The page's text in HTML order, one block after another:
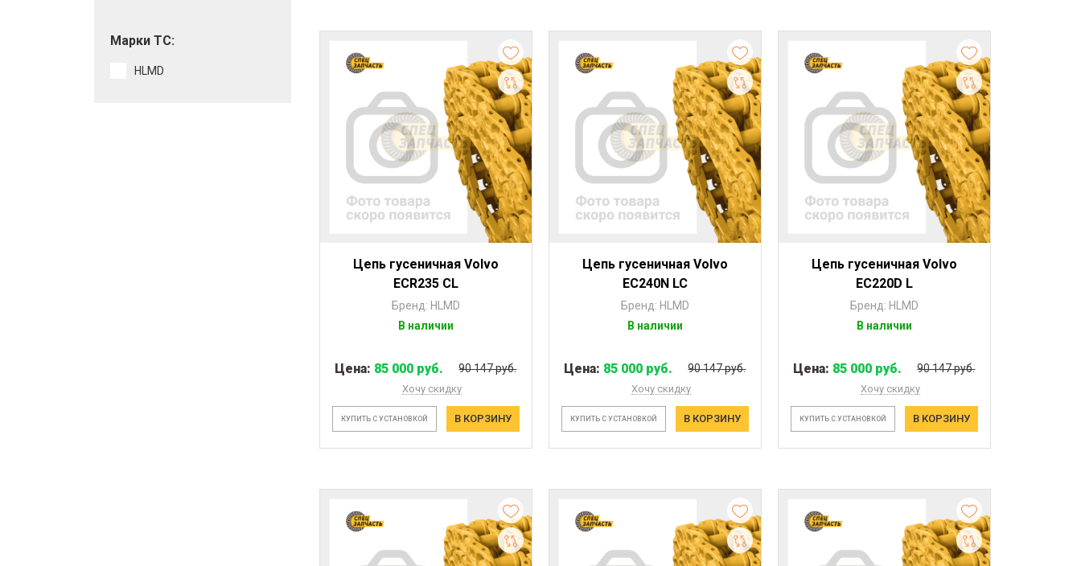
Марки ТС:
HLMD
Цепь гусеничная Volvo
ECR235 CL
Бренд: HLMD
В наличии
Цена: 85 000 руб. 90 147 руб.
Хочу скидку
КУПИТЬ С УСТАНОВКОЙ В КОРЗИНУ
Цепь гусеничная Volvo
EC240N LC
Бренд: HLMD
В наличии
Цена: 85 000 руб. 90 147 руб.
Хочу скидку
КУПИТЬ С УСТАНОВКОЙ В КОРЗИНУ
Цепь гусеничная Volvo
EC220D L
Бренд: HLMD
В наличии
Цена: 85 000 руб. 90 147 руб.
Хочу скидку
КУПИТЬ С УСТАНОВКОЙ В КОРЗИНУ